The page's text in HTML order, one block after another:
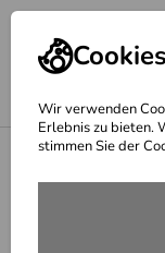
Cookies
Wir verwenden
Erlebnis zu bieten.
stimmen Sie der
Schals-Mützen-